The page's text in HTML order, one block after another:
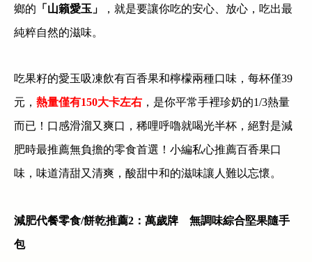
鄉的 「山籟愛玉」
，就是要讓你吃的安心、放心，吃出最
純粹自然的滋味。
吃果籽的愛玉吸凍飲有百香果和檸檬兩種口味，每杯僅39
元， 熱量僅有150大卡左右 ，是你平常手裡珍奶的1/3熱量
而已！口感滑溜又爽口，稀哩呼嚕就喝光半杯，絕對是減
肥時最推薦無負擔的零食首選！小編私心推薦百香果口
味，味道清甜又清爽，酸甜中和的滋味讓人難以忘懷。
減肥代餐零食/餅乾推薦2 ：萬歲牌 無調味綜合堅果隨手
包